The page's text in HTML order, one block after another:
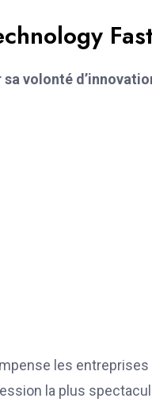
sa volonté
les
la plus